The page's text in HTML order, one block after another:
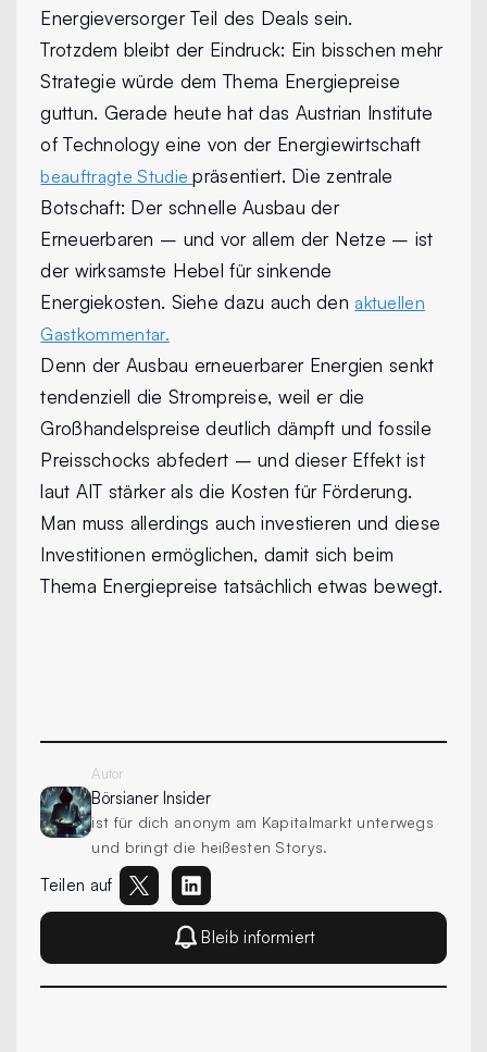
Energieversorger Teil des Deals sein.
Trotzdem bleibt der Eindruck: Ein bisschen mehr
Strategie würde dem Thema Energiepreise
guttun. Gerade heute hat das Austrian Institute
of Technology eine von der Energiewirtschaft
beauftragte Studiepräsentiert. Die zentrale
Botschaft: Der schnelle Ausbau der
Erneuerbaren – und vor allem der Netze – ist
der wirksamste Hebel für sinkende
Energiekosten. Siehe dazu auch den aktuellen
Gastkommentar.
Denn der Ausbau erneuerbarer Energien senkt
tendenziell die Strompreise, weil er die
Großhandelspreise deutlich dämpft und fossile
Preisschocks abfedert – und dieser Effekt ist
laut AIT stärker als die Kosten für Förderung.
Man muss allerdings auch investieren und diese
Investitionen ermöglichen, damit sich beim
Thema Energiepreise tatsächlich etwas bewegt.
Autor
Börsianer Insider
ist für dich anonym am Kapitalmarkt unterwegs
und bringt die heißesten Storys.
Teilen auf
Bleib informiert